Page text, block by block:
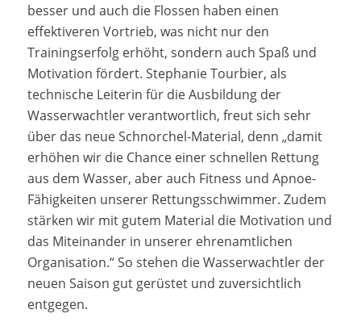
besser und auch die Flossen haben einen
effektiveren Vortrieb, was nicht nur den
Trainingserfolg erhöht, sondern auch Spaß und
Motivation fördert. Stephanie Tourbier, als
technische Leiterin für die Ausbildung der
Wasserwachtler verantwortlich, freut sich sehr
über das neue Schnorchel-Material, denn „damit
erhöhen wir die Chance einer schnellen Rettung
aus dem Wasser, aber auch Fitness und Apnoe-
Fähigkeiten unserer Rettungsschwimmer. Zudem
stärken wir mit gutem Material die Motivation und
das Miteinander in unserer ehrenamtlichen
Organisation.“ So stehen die Wasserwachtler der
neuen Saison gut gerüstet und zuversichtlich
entgegen.